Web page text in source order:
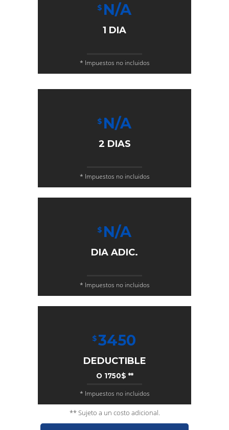
$ N/A
1 DIA
* Impuestos no incluidos
$ N/A
2 DIAS
* Impuestos no incluidos
$ N/A
DIA ADIC.
* Impuestos no incluidos
$3450
DEDUCTIBLE
O 1750$ **
* Impuestos no incluidos
** Sujeto a un costo adicional.